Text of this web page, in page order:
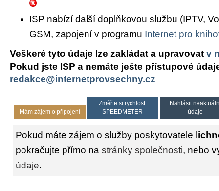
ISP nabízí další doplňkovou službu (IPTV,
GSM, zapojení v programu Internet pro
Veškeré tyto údaje lze zakládat a upravovat v
Pokud jste ISP a nemáte ješte přístupové
redakce@internetprovsechny.cz
Mám zájem o připojení
Změřte si rychlost:
SPEEDMETER
Nahlásit
údaje
Pokud máte zájem o služby poskytovatele
pokračujte přímo na stránky společnosti, nebo
údaje.